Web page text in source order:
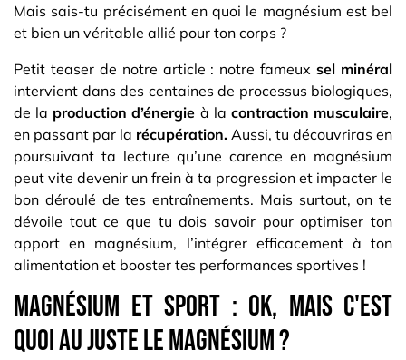
Mais sais-tu précisément en quoi le magnésium est bel
et bien un véritable allié pour ton corps ?
Petit teaser de notre article : notre fameuxsel minéral
intervient dans des centaines de processus biologiques,
de la production d’énergie à la contraction musculaire,
en passant par la récupération. Aussi, tu découvriras en
poursuivant ta lecture qu’une carence en magnésium
peut vite devenir un frein à ta progression et impacter le
bon déroulé de tes entraînements. Mais surtout, on te
dévoile tout ce que tu dois savoir pour optimiser ton
apport en magnésium, l’intégrer efficacement à ton
alimentation et booster tes performances sportives !
Magnésium et sport : ok, mais c'est
quoi au juste le magnésium ?